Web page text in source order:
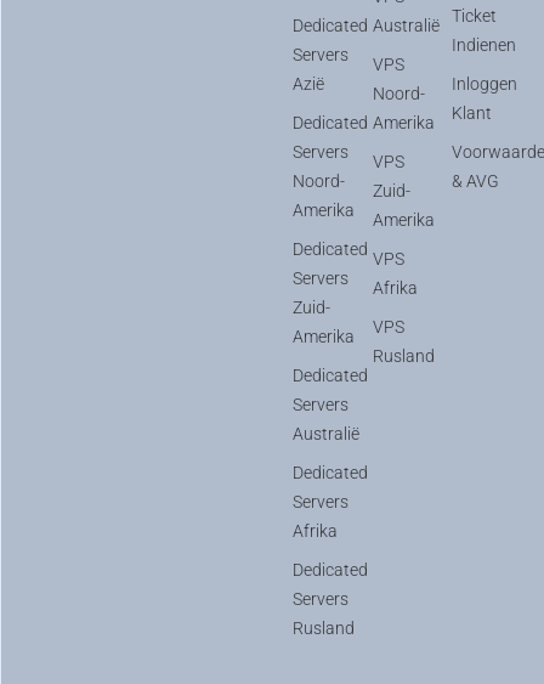
Dedicated
Servers
Azië
Dedicated
Servers
Noord-
Amerika
Dedicated
Servers
Zuid-
Amerika
Dedicated
Servers
Australië
Dedicated
Servers
Afrika
Dedicated
Servers
Rusland
Australië
VPS
Noord-
Amerika
VPS
Zuid-
Amerika
VPS
Afrika
VPS
Rusland
Ticket
Indienen
Inloggen
Klant
& AVG